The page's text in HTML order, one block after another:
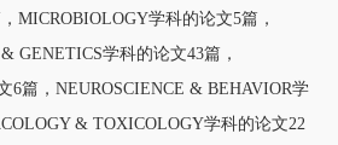
MICROBIOLOGY学科的论文5篇，
GENETICS学科的论文43篇，
6篇，NEUROSCIENCE & BEHAVIOR学
& TOXICOLOGY学科的论文22